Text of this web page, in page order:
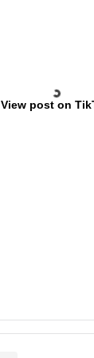
View post on